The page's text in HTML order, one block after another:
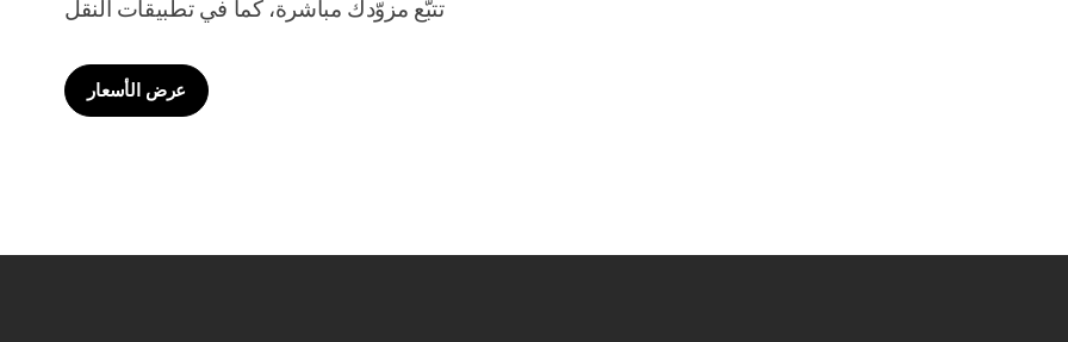
تتبّع مزوّدك مباشرة، كما في تطبيقات النقل
عرض الأسعار